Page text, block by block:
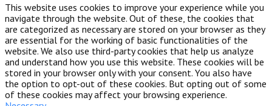
This website uses cookies to improve your experience while you
navigate through the website. Out of these, the cookies that
are categorized as necessary are stored on your browser as they
are essential for the working of basic functionalities of the
website. We also use third-party cookies that help us analyze
and understand how you use this website. These cookies will be
stored in your browser only with your consent. You also have
the option to opt-out of these cookies. But opting out of some
of these cookies may affect your browsing experience.